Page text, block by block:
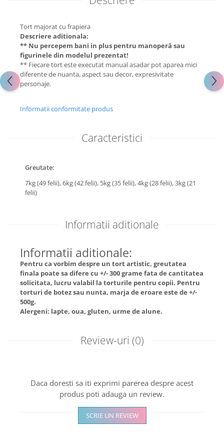
Tort majorat cu frapiera
Descriere aditionala:
** Nu percepem bani in plus pentru manoperă sau
figurinele din modelul prezentat!
** Fiecare tort este executat manual asadar pot aparea mici
diferente de nuanta, aspect sau decor, expresivitate
personaje.
Informatii conformitate produs
Caracteristici
Greutate:
7kg (49 felii),6kg (42 felii), 5kg (35 felii),4kg (28 felii),3kg (21
felii)
Informatii aditionale
Informatii aditionale:
Pentru ca vorbim despre un tort artistic, greutatea
finala poate sa difere cu +/- 300 grame fata de cantitatea
solicitata, lucru valabil la torturile pentru copii. Pentru
torturi de botez sau nunta, marja de eroare este de +/-
500g.
Alergeni: lapte, oua, gluten, urme de alune.
Review-uri (0)
Daca doresti sa iti exprimi parerea despre acest
produs poti adauga un review.
SCRIE UN REVIEW